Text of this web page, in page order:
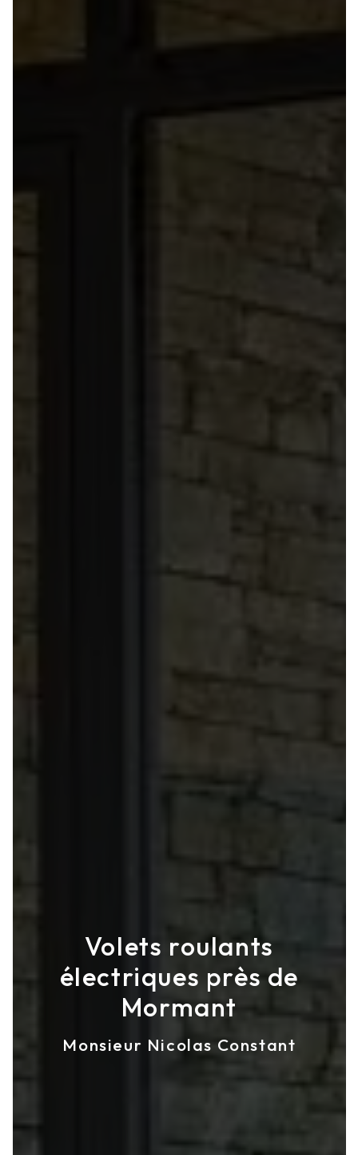
Volets roulants
électriques près de
Mormant
Monsieur Nicolas Constant